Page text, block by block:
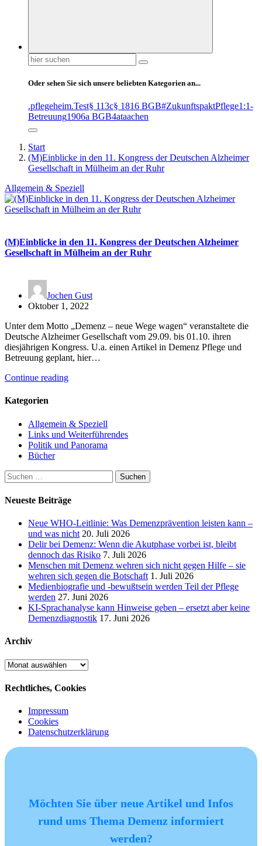
Suchen
nach:
Oder sehen Sie sich unsere beliebten Kategorien an...
.pflegeheim.Test§ 113c§ 1816 BGB#ZukunftspaktPflege1:1-
Betreuung1906a BGB4ataachen
Start
(M)Einblicke in den 11. Kongress der Deutschen Alzheimer
Gesellschaft in Mülheim an der Ruhr
Allgemein & Speziell
(M)Einblicke in den 11. Kongress der Deutschen Alzheimer
Gesellschaft in Mülheim an der Ruhr
Jochen Gust
Oktober 1, 2022
Unter dem Motto „Demenz – neue Wege wagen“ veranstaltete die
Deutsche Alzheimer Gesellschaft vom 29.09. bis 01.10. ihren
diesjährigen Kongress. U.a. einen Artikel in Demenz Pflege und
Betreuung geplant, hier…
Continue reading
Kategorien
Allgemein & Speziell
Links und Weiterführendes
Politik und Panorama
Bücher
Suchen
nach:
Neueste Beiträge
Neue WHO-Leitlinie: Was Demenzprävention leisten kann –
und was nicht 20. Juli 2026
Delir bei Demenz: Wenn die Akutphase vorbei ist, bleibt
dennoch das Risiko 7. Juli 2026
Menschen mit Demenz wehren sich nicht gegen Hilfe – sie
wehren sich gegen die Botschaft 1. Juli 2026
Medienbiografie und -bewußtsein werden Teil der Pflege
werden 27. Juni 2026
KI-Sprachanalyse kann Hinweise geben – ersetzt aber keine
Demenzdiagnostik 17. Juni 2026
Archiv
Archiv
Rechtliches, Cookies
Impressum
Cookies
Datenschutzerklärung
Möchten Sie über neue Artikel und Infos
rund ums Thema Demenz informiert
werden?